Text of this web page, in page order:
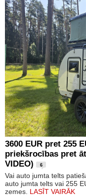
3600 EUR pret 255
priekšrocības pret
VIDEO)
6
Vai auto jumta telts
auto jumta telts vai 255
zemes. LASĪT VAIRĀK